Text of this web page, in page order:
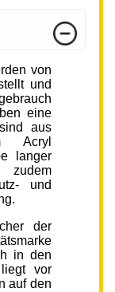
von
und
eine
aus
Acryl
langer
und
der
in den
vor
auf den